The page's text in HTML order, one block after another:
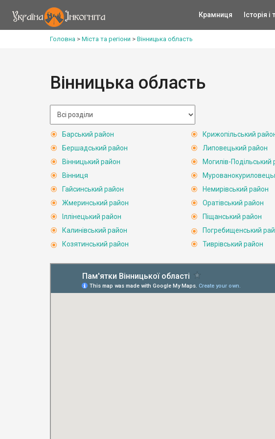
Крамниця Історія
Головна > Міста та регіони > Вінницька область
Вінницька область
Барський район
Бершадський район
Вінницький район
Вінниця
Гайсинський район
Жмеринський район
Іллінецький район
Калинівський район
Козятинський район
Крижопільський
Липовецький район
Могилів-Подільський
Немирівський район
Оратівський район
Піщанський район
Погребищенський
Тиврівський район